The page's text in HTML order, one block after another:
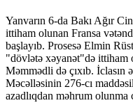
Yanvarın 6-da Bakı Ağır
ittiham olunan Fransa
başlayıb. Prosesə Elmin
"dövlətə xəyanət"də ittiham
Məmmədli də çıxıb.
Məcəlləsinin 276-cı
azadlıqdan məhrum olunma